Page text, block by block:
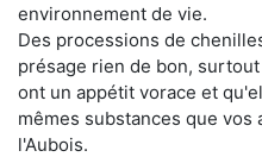
environnement de vie.
Des processions de
présage rien de bon,
ont un appétit vorace et
mêmes substances que vos
l'Aubois.